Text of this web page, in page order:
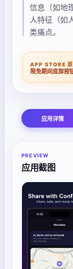
信息（如地
人特征（如
类痛点。
APP STORE 原
限免期间底部按
应用详情
PREVIEW
应用截图